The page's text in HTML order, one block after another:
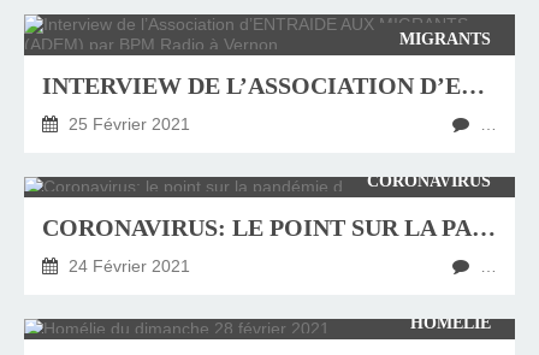
MIGRANTS
INTERVIEW DE L’ASSOCIATION D’ENTRAIDE AUX MIGRANTS (ADEM) PAR BPM RADIO À VERNON
25 Février 2021
CORONAVIRUS
CORONAVIRUS: LE POINT SUR LA PANDÉMIE DANS LE MONDE
24 Février 2021
HOMÉLIE